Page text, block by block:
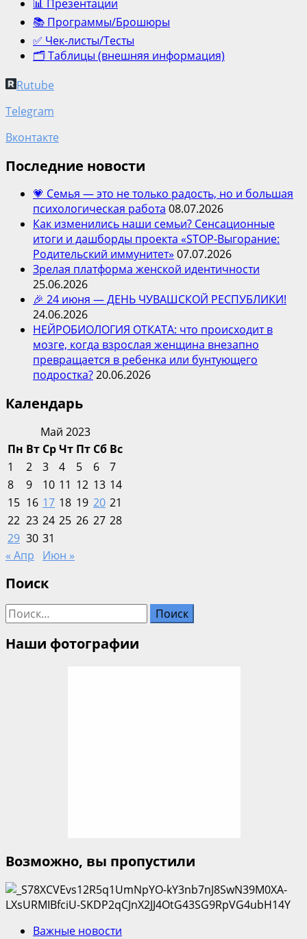
📊 Презентации
📚 Программы/Брошюры
✅ Чек-листы/Тесты
🗂️ Таблицы (внешняя информация)
Rutube
Telegram
Вконтакте
Последние новости
💗 Семья — это не только радость, но и большая
психологическая работа 08.07.2026
Как изменились наши семьи? Сенсационные
итоги и дашборды проекта «STOP-Выгорание:
Родительский иммунитет» 07.07.2026
Зрелая платформа женской идентичности
25.06.2026
🎉 24 июня — ДЕНЬ ЧУВАШСКОЙ РЕСПУБЛИКИ!
24.06.2026
НЕЙРОБИОЛОГИЯ ОТКАТА: что происходит в
мозге, когда взрослая женщина внезапно
превращается в ребенка или бунтующего
подростка?20.06.2026
Календарь
Май 2023
Пн Вт СрЧт Пт Сб Вс
1
2 3 4 5 6
7
8
9 10 11 12 13 14
15 16 17 18 19 20 21
22 23 24 25 26 27 28
29 30 31
« Апр
Июн »
Поиск
Найти:
Наши фотографии
Возможно, вы пропустили
Важные новости